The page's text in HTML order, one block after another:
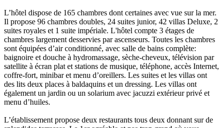
L’hôtel dispose de 165 chambres dont certaines avec vue sur la mer.
Il propose 96 chambres doubles, 24 suites junior, 42 villas Deluxe, 2
suites royales et 1 suite impériale. L'hôtel compte 3 étages de
chambres largement desservies par ascenseurs. Toutes les chambres
sont équipées d’air conditionné, avec salle de bains complète:
baignoire et douche à hydromassage, sèche-cheveux, télévision par
satellite à écran plat et stations de musique, téléphone, accès Internet,
coffre-fort, minibar et menu d’oreillers. Les suites et les villas ont
des lits deux places à baldaquins et un dressing. Les villas ont
également un jardin ou un solarium avec jacuzzi extérieur privé et
menu d’huiles.
L’établissement propose deux restaurants tous deux donnant sur de